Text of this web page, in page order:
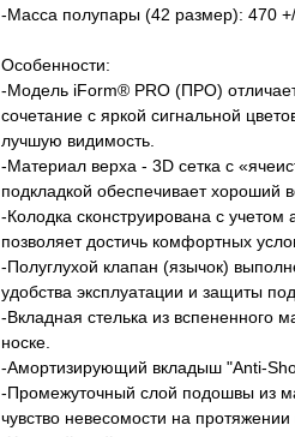
-Масса полупары (42 размер): 470
Особенности:
-Модель iForm® PRO (ПРО)
сочетание с яркой сигнальной
лучшую видимость.
-Материал верха - 3D сетка с
подкладкой обеспечивает хороший
-Колодка сконструирована с
позволяет достичь комфортных
-Полуглухой клапан (язычок)
удобства эксплуатации и защиты
-Вкладная стелька из вспененного
носке.
-Амортизирующий вкладыш "Anti-
-Промежуточный слой подошвы из
чувство невесомости на